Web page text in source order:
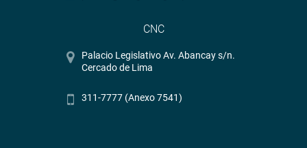
CNC
Palacio Legislativo Av. Abancay s/n.
Cercado de Lima
311-7777 (Anexo 7541)